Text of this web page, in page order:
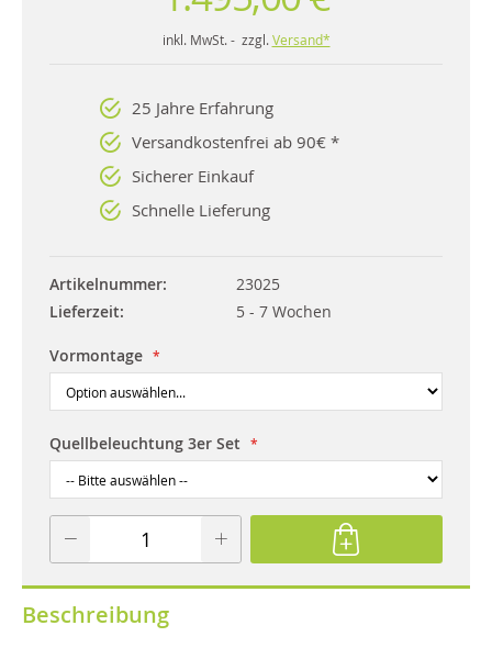
inkl. MwSt. - zzgl. Versand*
25 Jahre Erfahrung
Versandkostenfrei ab 90€ *
Sicherer Einkauf
Schnelle Lieferung
Artikelnummer
23025
Lieferzeit
5 - 7 Wochen
Vormontage
Quellbeleuchtung 3er Set
Beschreibung